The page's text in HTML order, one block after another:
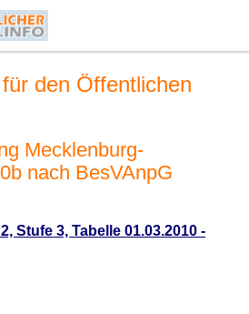
den Öffentlichen
Mecklenburg-
nach BesVAnpG
Stufe 3, Tabelle 01.03.2010 -